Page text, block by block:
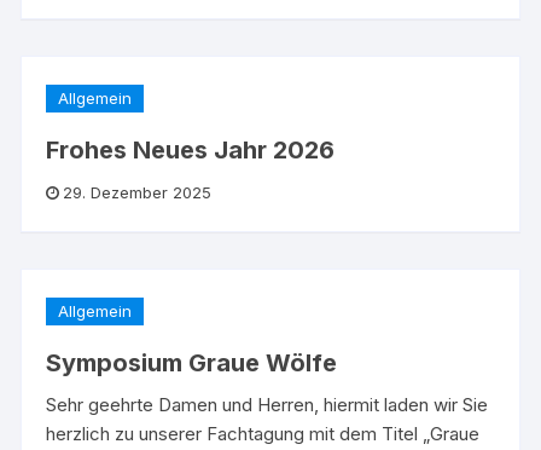
Allgemein
Frohes Neues Jahr 2026
29. Dezember 2025
Allgemein
Symposium Graue Wölfe
Sehr geehrte Damen und Herren, hiermit laden wir Sie
herzlich zu unserer Fachtagung mit dem Titel „Graue